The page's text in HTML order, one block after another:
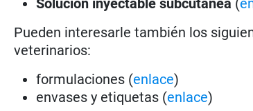
Pueden interesarle también los
veterinarios:
formulaciones (enlace)
envases y etiquetas (enlace)